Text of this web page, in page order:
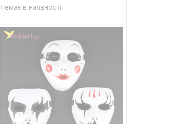
Немає в наявності